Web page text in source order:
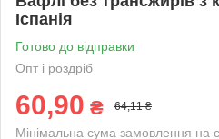
Іспанія
Готово до відправки
Опт і роздріб
60,90 ₴ 64,11 ₴
Мінімальна сума замовлення на